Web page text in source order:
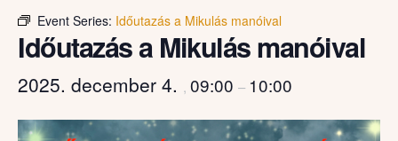
Event Series: Időutazás a Mikulás manóival
Időutazás a Mikulás manóival
2025. december 4. , 09:00 – 10:00